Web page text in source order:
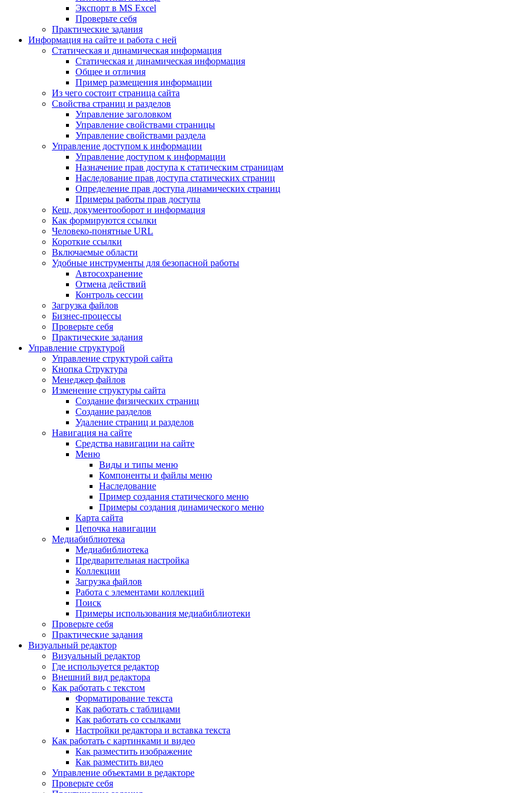
Экспорт в MS Excel
Проверьте себя
Практические задания
Информация на сайте и работа с ней
Статическая и динамическая информация
Статическая и динамическая информация
Общее и отличия
Пример размещения информации
Из чего состоит страница сайта
Свойства страниц и разделов
Управление заголовком
Управление свойствами страницы
Управление свойствами раздела
Управление доступом к информации
Управление доступом к информации
Назначение прав доступа к статическим страницам
Наследование прав доступа статических страниц
Определение прав доступа динамических страниц
Примеры работы прав доступа
Кеш, документооборот и информация
Как формируются ссылки
Человеко-понятные URL
Короткие ссылки
Включаемые области
Удобные инструменты для безопасной работы
Автосохранение
Отмена действий
Контроль сессии
Загрузка файлов
Бизнес-процессы
Проверьте себя
Практические задания
Управление структурой
Управление структурой сайта
Кнопка Структура
Менеджер файлов
Изменение структуры сайта
Создание физических страниц
Создание разделов
Удаление страниц и разделов
Навигация на сайте
Средства навигации на сайте
Меню
Виды и типы меню
Компоненты и файлы меню
Наследование
Пример создания статического меню
Примеры создания динамического меню
Карта сайта
Цепочка навигации
Медиабиблиотека
Медиабиблиотека
Предварительная настройка
Коллекции
Загрузка файлов
Работа с элементами коллекций
Поиск
Примеры использования медиабиблиотеки
Проверьте себя
Практические задания
Визуальный редактор
Визуальный редактор
Где используется редактор
Внешний вид редактора
Как работать с текстом
Форматирование текста
Как работать с таблицами
Как работать со ссылками
Настройки редактора и вставка текста
Как работать с картинками и видео
Как разместить изображение
Как разместить видео
Управление объектами в редакторе
Проверьте себя